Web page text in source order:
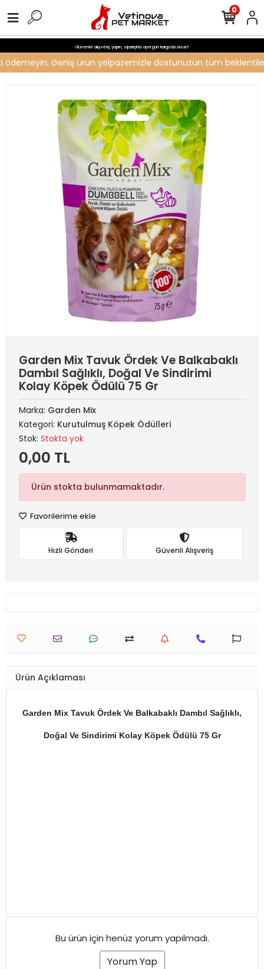
Güvenle alışveriş yapın, siparişiniz aynı gün kargo'da olsun!
Geniş ürün yelpazemizle dostunuzun tüm
0
Garden Mix Tavuk Ördek Ve Balkabaklı
Dambıl Sağlıklı, Doğal Ve Sindirimi
Kolay Köpek Ödülü 75 Gr
Marka: Garden Mix
Kategori: Kurutulmuş Köpek Ödülleri
Stok: Stokta yok
0,00 TL
Ürün stokta bulunmamaktadır.
Favorilerime ekle
Hızlı Gönderi Güvenli Alışveriş
Ürün Açıklaması
Garden Mix Tavuk Ördek Ve Balkabaklı Dambıl Sağlıklı,
Doğal Ve Sindirimi Kolay Köpek Ödülü 75 Gr
Bu ürün için henüz yorum yapılmadı.
Yorum Yap